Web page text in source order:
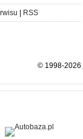
| RSS
© 1998-2026